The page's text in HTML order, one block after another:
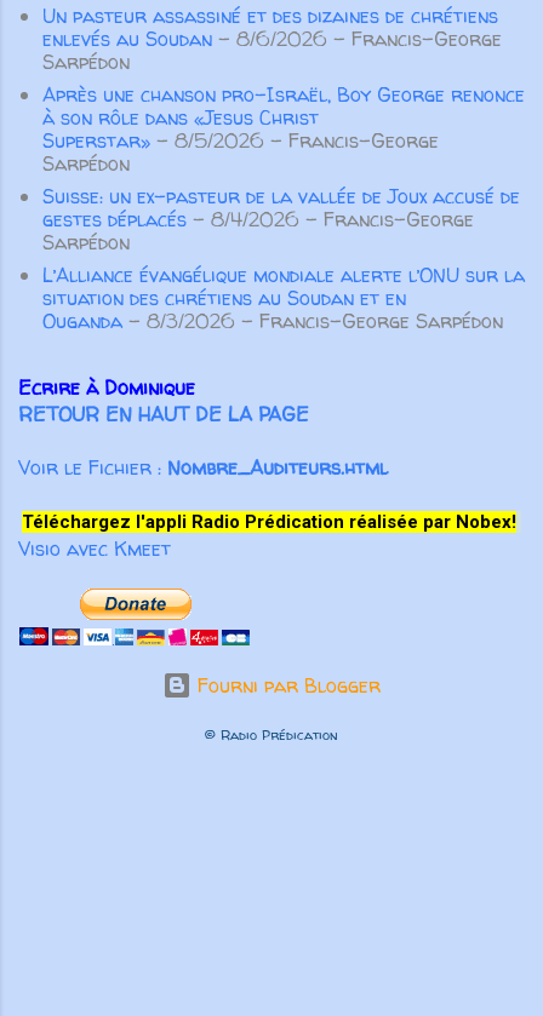
Un pasteur assassiné et des dizaines de chrétiens
enlevés au Soudan - 8/6/2026 - Francis-George
Sarpédon
Après une chanson pro-Israël, Boy George renonce
à son rôle dans «Jesus Christ
Superstar» - 8/5/2026 - Francis-George
Sarpédon
Suisse: un ex-pasteur de la vallée de Joux accusé de
gestes déplacés - 8/4/2026 - Francis-George
Sarpédon
L’Alliance évangélique mondiale alerte l’ONU sur la
situation des chrétiens au Soudan et en
Ouganda - 8/3/2026 - Francis-George Sarpédon
Ecrire à Dominique
RETOUR EN HAUT DE LA PAGE
Voir le Fichier : Nombre_Auditeurs.html
Téléchargez l'appli Radio Prédication réalisée par Nobex!
Visio avec Kmeet
Fourni par Blogger
© Radio Prédication